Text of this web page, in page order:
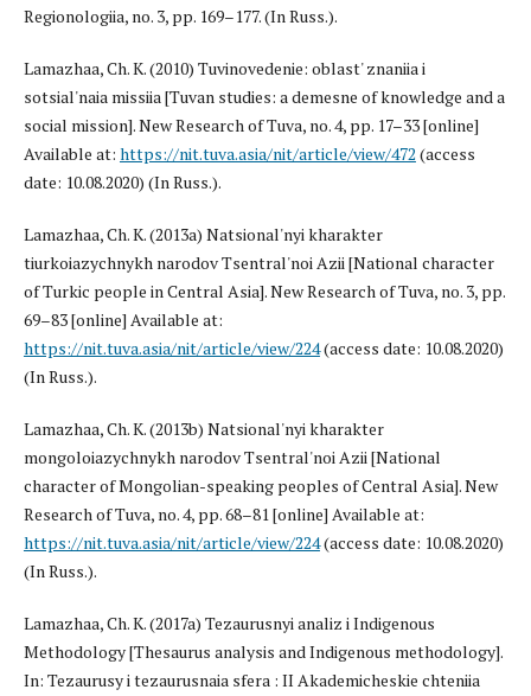
Regionologiia, no. 3, pp. 169–177. (In Russ.).
Lamazhaa, Ch. K. (2010) Tuvinovedenie: oblast' znaniia i
sotsial'naia missiia [Tuvan studies: a demesne of knowledge and a
social mission]. New Research of Tuva, no. 4, pp. 17–33 [online]
Available at: https://nit.tuva.asia/nit/article/view/472 (access
date: 10.08.2020) (In Russ.).
Lamazhaa, Ch. K. (2013a) Natsional'nyi kharakter
tiurkoiazychnykh narodov Tsentral'noi Azii [National character
of Turkic people in Central Asia]. New Research of Tuva, no. 3, pp.
69–83 [online] Available at:
https://nit.tuva.asia/nit/article/view/224(access date: 10.08.2020)
(In Russ.).
Lamazhaa, Ch. K. (2013b) Natsional'nyi kharakter
mongoloiazychnykh narodov Tsentral'noi Azii [National
character of Mongolian-speaking peoples of Central Asia]. New
Research of Tuva, no. 4, pp. 68–81 [online] Available at:
https://nit.tuva.asia/nit/article/view/224(access date: 10.08.2020)
(In Russ.).
Lamazhaa, Ch. K. (2017a) Tezaurusnyi analiz i Indigenous
Methodology [Thesaurus analysis and Indigenous methodology].
In: Tezaurusy i tezaurusnaia sfera : II Akademicheskie chteniia